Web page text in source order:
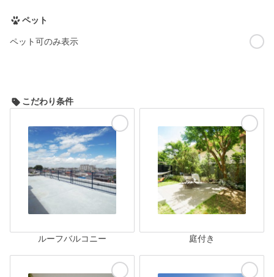
ペット
ペット可のみ表示
こだわり条件
ルーフバルコニー 庭付き